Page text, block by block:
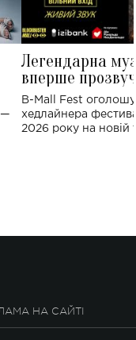
—
Легендарна
вперше
Україні: де
B-Mall Fest
хедлайнера
2026 року на новій
НА САЙТІ